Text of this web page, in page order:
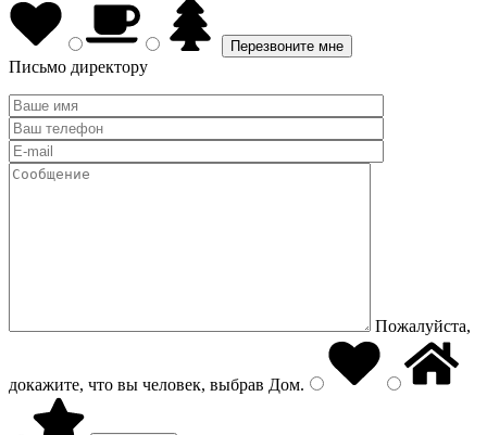
Письмо директору
Пожалуйста,
докажите, что вы человек, выбрав Дом.